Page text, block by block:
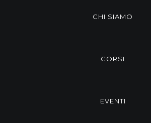
CHI SIAMO
CORSI
EVENTI